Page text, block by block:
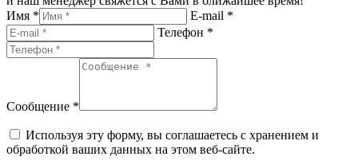
Имя *
E-mail *
Телефон *
Сообщение *
Используя эту форму, вы соглашаетесь с хранением и
обработкой ваших данных на этом веб-сайте.